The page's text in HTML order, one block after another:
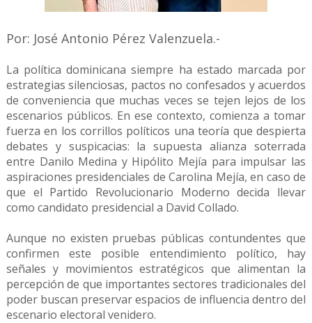
Por: José Antonio Pérez Valenzuela.-
La política dominicana siempre ha estado marcada por
estrategias silenciosas, pactos no confesados y acuerdos
de conveniencia que muchas veces se tejen lejos de los
escenarios públicos. En ese contexto, comienza a tomar
fuerza en los corrillos políticos una teoría que despierta
debates y suspicacias: la supuesta alianza soterrada
entre Danilo Medina y Hipólito Mejía para impulsar las
aspiraciones presidenciales de Carolina Mejía, en caso de
que el Partido Revolucionario Moderno decida llevar
como candidato presidencial a David Collado.
Aunque no existen pruebas públicas contundentes que
confirmen este posible entendimiento político, hay
señales y movimientos estratégicos que alimentan la
percepción de que importantes sectores tradicionales del
poder buscan preservar espacios de influencia dentro del
escenario electoral venidero.